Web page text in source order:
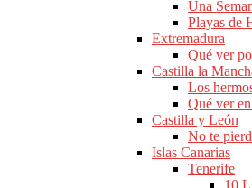
Una
Playas de
Extremadura
Qué ver
Castilla la
Los
Qué ver
Castilla y León
No te
Islas Canarias
Tenerife
10